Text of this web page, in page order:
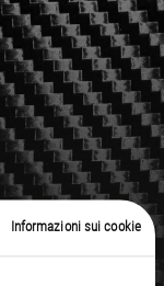
Informazioni sui cookie